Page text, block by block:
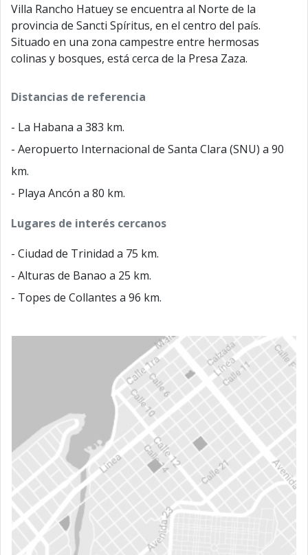
Villa Rancho Hatuey se encuentra al Norte de la
provincia de Sancti Spíritus, en el centro del país.
Situado en una zona campestre entre hermosas
colinas y bosques, está cerca de la Presa Zaza.
Distancias de referencia
- La Habana a 383 km.
- Aeropuerto Internacional de Santa Clara (SNU) a 90
km.
- Playa Ancón a 80 km.
Lugares de interés cercanos
- Ciudad de Trinidad a 75 km.
- Alturas de Banao a 25 km.
- Topes de Collantes a 96 km.